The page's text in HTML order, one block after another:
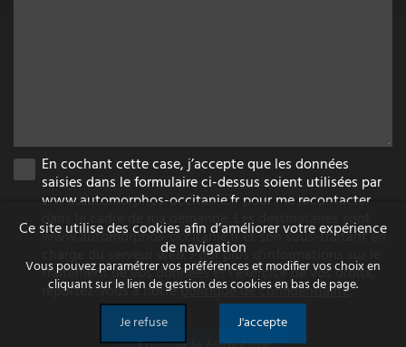
En cochant cette case, j’accepte que les données
saisies dans le formulaire ci-dessus soient utilisées par
www.automorphos-occitanie.fr pour me recontacter
dans le cadre de ma demande. Les destinataires sont
www.automorphos-occitanie.fr et son sous-traitant en
charge du serveur web. Pour plus d'informations sur le
traitement de vos données et l'exercice de vos droits,
reportez-vous à notrepolitique de confidentialité.
Ce site utilise des cookies afin d’améliorer votre expérience
de navigation
Vous pouvez paramétrer vos préférences et modifier vos choix en
cliquant sur le lien de gestion des cookies en bas de page.
Je refuse
J'accepte